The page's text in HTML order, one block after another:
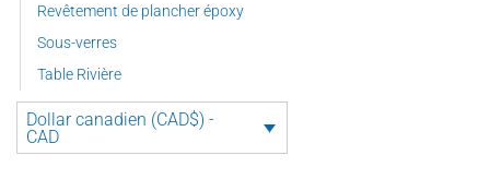
Revêtement de plancher époxy
Sous-verres
Table Rivière
Dollar canadien (CAD$) -
CAD